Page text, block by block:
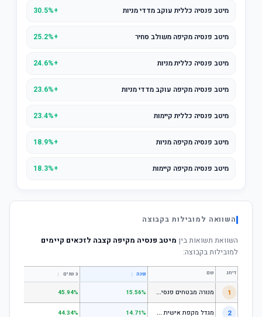
מיטב פנסיה כללית עוקב מדדי מניות +30.5%
מיטב פנסיה מקיפה משולב סחיר +25.2%
מיטב פנסיה כללית מניות +24.6%
מיטב פנסיה מקיפה עוקב מדדי מניות +23.6%
מיטב פנסיה כללית קיימות +23.4%
מיטב פנסיה מקיפה מניות +18.9%
מיטב פנסיה מקיפה קיימות +18.3%
השוואה למובילות בקבוצה
השוואת תשואות בין מיטב פנסיה מקיפה קצבה לזכאים קיימים
למובילות בקבוצה:
דירוג שם שנה ↕ 3 שנים ↕
1 מ
נורה מבטחים פנסיה - כללי 15.56%
45.94%
2 מ
גדל מקפת אישית כללי 14.71%
44.34%